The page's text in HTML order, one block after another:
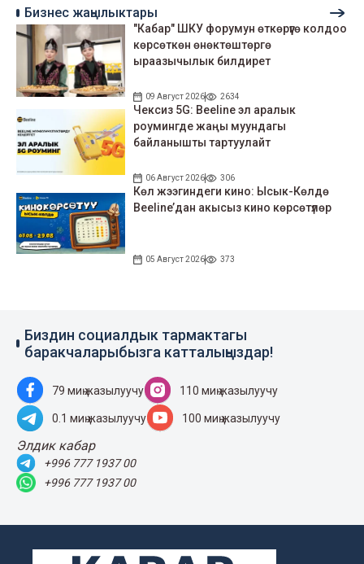
Бизнес жаңылыктары
"Кабар" ШКУ форумун өткөрүүгө колдоо
көрсөткөн өнөктөштөргө
ыраазычылык билдирет
09 Август 2026 2634
Чексиз 5G: Beeline эл аралык
роумингде жаңы муундагы
байланышты тартуулайт
06 Август 2026 306
Көл жээгиндеги кино: Ысык-Көлдө
Beeline’дан акысыз кино көрсөтүлөр
05 Август 2026 373
Биздин социалдык тармактагы
баракчаларыбызга катталыңыздар!
79 миң жазылуучу 110 миң жазылуучу
0.1 миң жазылуучу 100 миң жазылуучу
Элдик кабар
+996 777 1937 00
+996 777 1937 00